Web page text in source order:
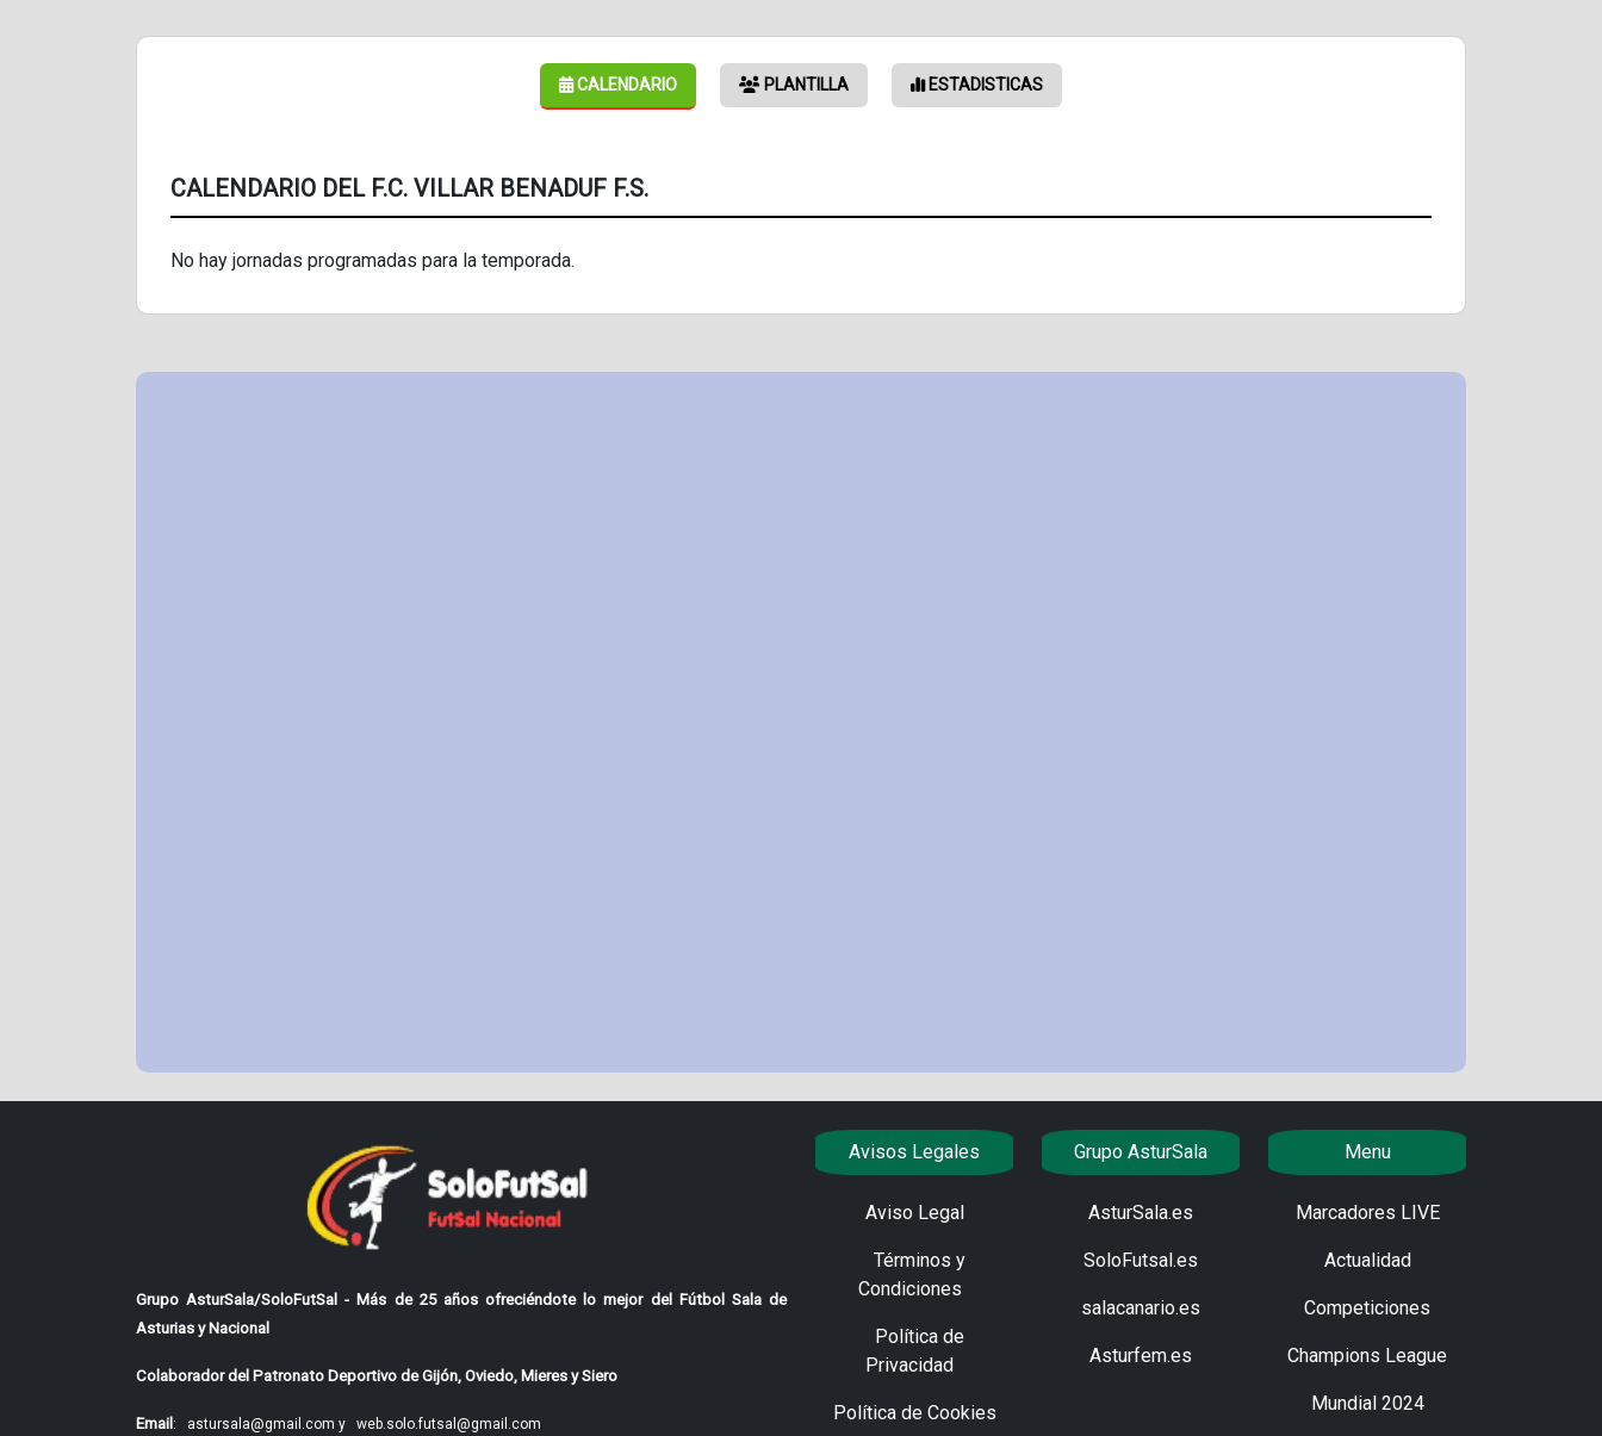
CALENDARIO PLANTILLA ESTADISTICAS
CALENDARIO DEL F.C. VILLAR BENADUF F.S.
No hay jornadas programadas para la temporada.
Grupo AsturSala/SoloFutSal - Más de 25 años ofreciéndote lo mejor del Fútbol Sala de
Asturias y Nacional
Colaborador del Patronato Deportivo de Gijón, Oviedo, Mieres y Siero
Email : astursala@gmail.com y web.solo.futsal@gmail.com
Avisos Legales
Aviso Legal
Términos y
Condiciones
Política de
Privacidad
Política de Cookies
Grupo AsturSala
AsturSala.es
SoloFutsal.es
salacanario.es
Asturfem.es
Menu
Marcadores LIVE
Actualidad
Competiciones
Champions League
Mundial 2024